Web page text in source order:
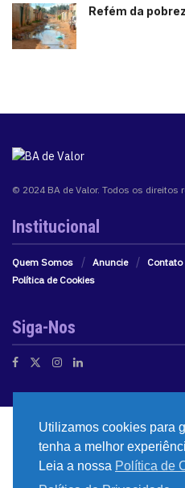
Refém da
© 2024 BA de Valor. Todos os direitos
Institucional
Quem Somos Anuncie Contato
Política de Cookies
Siga-Nos
Utilizamos cookies para
tenha a melhor
Leia a nossa Política de